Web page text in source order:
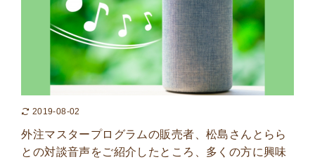
2019-08-02
外注マスタープログラムの販売者、松島さんとらら
との対談音声をご紹介したところ、多くの方に興味